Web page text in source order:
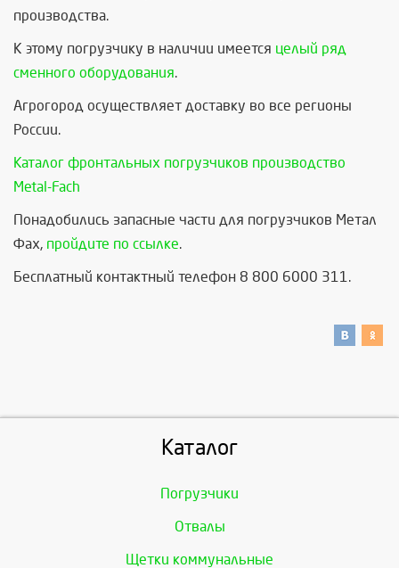
производства.
К этому погрузчику в наличии имеется целый ряд
сменного оборудования.
Агрогород осуществляет доставку во все регионы
России.
Каталог фронтальных погрузчиков производство
Metal-Fach
Понадобились запасные части для погрузчиков Метал
Фах, пройдите по ссылке.
Бесплатный контактный телефон 8 800 6000 311.
Каталог
Погрузчики
Отвалы
Щетки коммунальные